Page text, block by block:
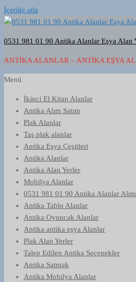
İçeriğe atla
0531 981 01 90 Antika Alanlar Eşya Alan
ANTIKA ALANLAR – ANTIKA EŞYA
Menü
İkinci El Kitap Alanlar
Antika Alım Satım
Plak Alanlar
Taş plak alanlar
Antika Eşya Çeşitleri
Antika Alanlar
Antika Alan Yerler
Mobilya Alanlar
0531 981 01 90 Antika Alanlar Alım
Antika Tablo Alanlar
Antika Oyuncak Alanlar
Antika antika eşya Alanlar
Plak Alan Yerler
Talep Edilen Antika Seçenekler
Antika Satmak
Antika Mobilya Alanlar